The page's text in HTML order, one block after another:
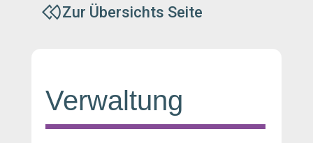
Zur Übersichts Seite
Verwaltung